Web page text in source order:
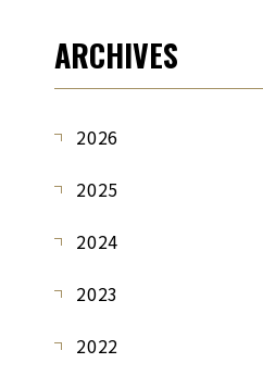
ARCHIVES
2026
2025
2024
2023
2022